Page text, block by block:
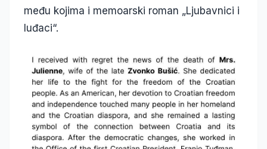
među kojima i memoarski roman „Ljubavnici i
luđaci“.